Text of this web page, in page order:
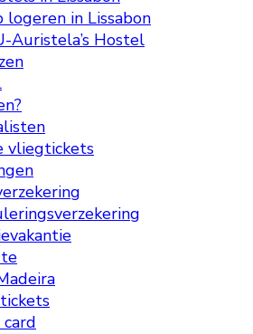
logeren in Lissabon
Auristela’s Hostel
vliegtickets
card